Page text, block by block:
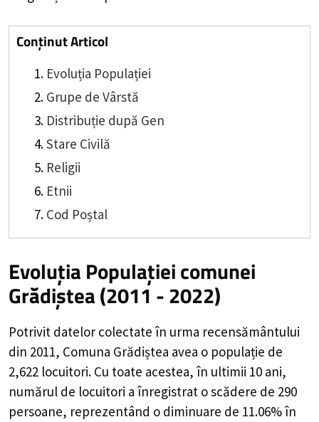
Conținut Articol
Evoluția Populației
Grupe de Vârstă
Distribuție după Gen
Stare Civilă
Religii
Etnii
Cod Poștal
Evoluția Populației comunei
Grădiștea (2011 - 2022)
Potrivit datelor colectate în urma recensământului
din 2011, Comuna Grădiștea avea o populație de
2,622 locuitori. Cu toate acestea, în ultimii 10 ani,
numărul de locuitori a înregistrat oscădere de 290
persoane, reprezentând o diminuare de 11.06%în